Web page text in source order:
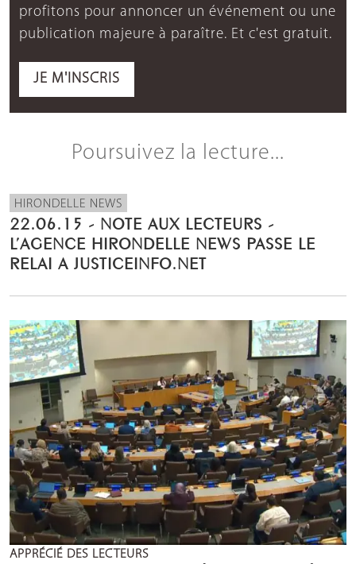
profitons pour annoncer un événement ou une
publication majeure à paraître. Et c'est gratuit.
JE M'INSCRIS
Poursuivez la lecture...
HIRONDELLE NEWS
22.06.15 - NOTE AUX LECTEURS -
L’AGENCE HIRONDELLE NEWS PASSE LE
RELAI A JUSTICEINFO.NET
APPRÉCIÉ DES LECTEURS